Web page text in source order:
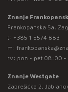
Znanje
Frankopanska 5a,
t: +385 1 5574 883
m:
rv: pon - pet 08:00
Znanje Westgate
Zaprešićka 2,